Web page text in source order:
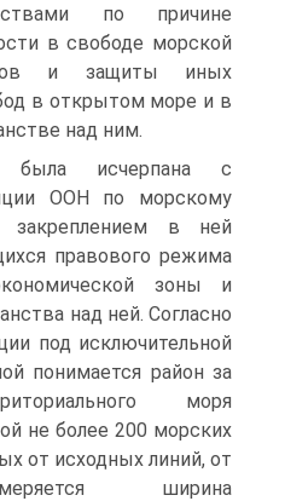
по причине
в свободе морской
и защиты иных
в открытом море и в
над ним.
была исчерпана с
ООН по морскому
в ней
правового режима
зоны и
над ней. Согласно
под исключительной
понимается район за
моря
не более 200 морских
от исходных линий, от
ширина